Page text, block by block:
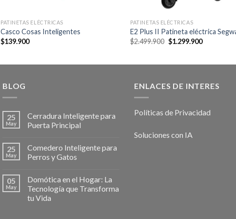
PATINETAS ELÉCTRICAS
Casco Cosas Inteligentes
$139.900
PATINETAS ELÉCTRICAS
E2 Plus II Patineta eléctrica
$2.499.900 Original
price
$1.299.900Current
BLOG
25
May
Cerradura Inteligente para
Puerta Principal
25
May
Comedero Inteligente para
Perros y Gatos
05
May
Domótica en el Hogar: La
Tecnología que Transforma
tu Vida
ENLACES DE INTERES
Políticas de Privacidad
Soluciones con IA